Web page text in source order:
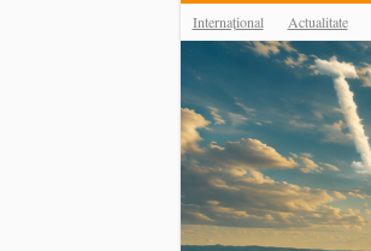
Internațional Actualitate